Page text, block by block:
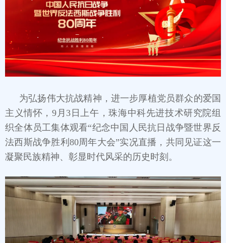
为弘扬伟大抗战精神，进一步厚植党员群众的爱国
主义情怀，9月3日上午，珠海中科先进技术研究院组
织全体员工集体观看“纪念中国人民抗日战争暨世界反
法西斯战争胜利80周年大会”实况直播，共同见证这一
凝聚民族精神、彰显时代风采的历史时刻。